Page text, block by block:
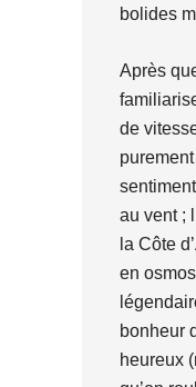
bolides
Après
de
au vent ;
la Côte
en
bonheur
heureux